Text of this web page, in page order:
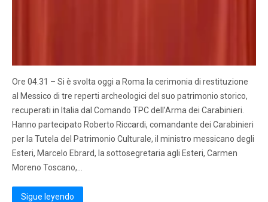
Ore 04.31 – Si è svolta oggi a Roma la cerimonia di restituzione
al Messico di tre reperti archeologici del suo patrimonio storico,
recuperati in Italia dal Comando TPC dell’Arma dei Carabinieri.
Hanno partecipato Roberto Riccardi, comandante dei Carabinieri
per la Tutela del Patrimonio Culturale, il ministro messicano degli
Esteri, Marcelo Ebrard, la sottosegretaria agli Esteri, Carmen
Moreno Toscano,…
Sigue leyendo